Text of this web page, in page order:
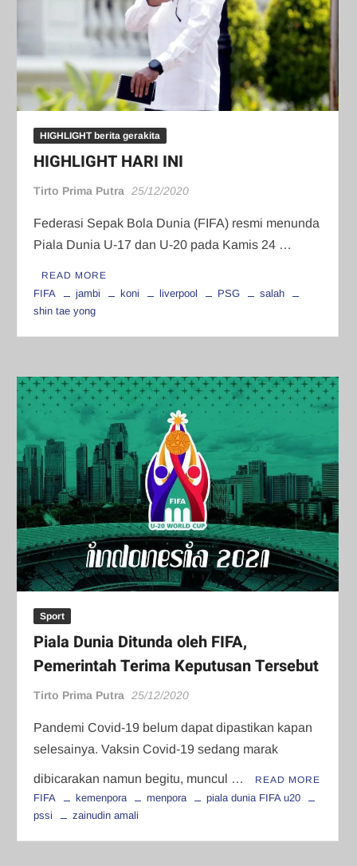
HIGHLIGHT berita gerakita
HIGHLIGHT HARI INI
Tirto Prima Putra 25/12/2020
Federasi Sepak Bola Dunia (FIFA) resmi menunda
Piala Dunia U-17 dan U-20 pada Kamis 24 …
READ MORE
FIFA jambi koni liverpool PSG
salah
shin tae yong
Sport
Piala Dunia Ditunda oleh FIFA,
Pemerintah Terima Keputusan Tersebut
Tirto Prima Putra 25/12/2020
Pandemi Covid-19 belum dapat dipastikan kapan
selesainya. Vaksin Covid-19 sedang marak
dibicarakan namun begitu, muncul … READ MORE
FIFA kemenpora menpora
piala dunia FIFA u20
pssi
zainudin amali